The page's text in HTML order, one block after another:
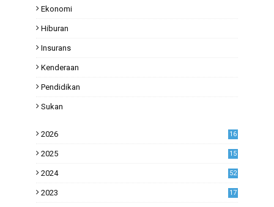
Ekonomi
Hiburan
Insurans
Kenderaan
Pendidikan
Sukan
2026 16
2025 15
2024 52
2023
17